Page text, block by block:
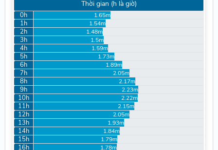
Thời gian (h là giờ)
0h 1.65m
1h 1.54m
2h 1.48m
3h 1.5m
4h 1.59m
5h 1.73m
6h 1.89m
7h 2.05m
8h 2.17m
9h 2.23m
10h 2.22m
11h 2.15m
12h 2.05m
13h 1.93m
14h 1.84m
15h 1.79m
16h 1.78m